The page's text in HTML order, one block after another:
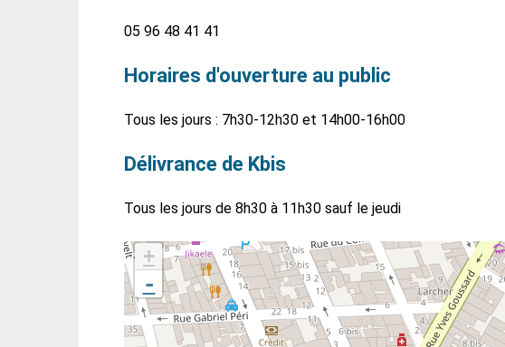
05 96 48 41 41
Horaires d'ouverture au public
Tous les jours : 7h30-12h30 et 14h00-16h00
Délivrance de Kbis
Tous les jours de 8h30 à 11h30 sauf le jeudi
+
-